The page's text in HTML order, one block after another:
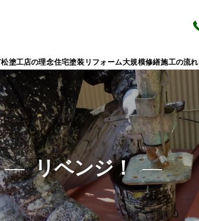
塗工店の理念住宅塗装 リフォーム大規模修繕施工の流れ
リベンジ！